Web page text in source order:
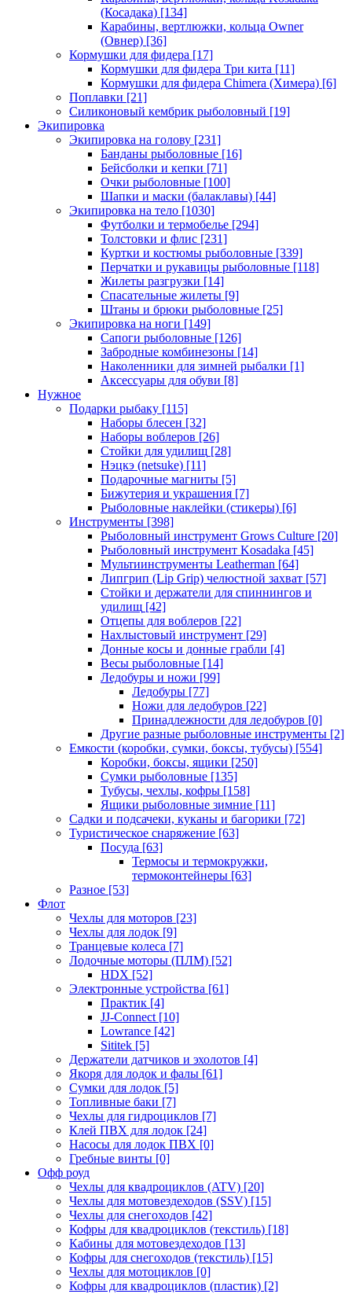
(Косадака) [134]
Карабины, вертлюжки, кольца Owner
(Овнер) [36]
Кормушки для фидера [17]
Кормушки для фидера Три кита [11]
Кормушки для фидера Chimera (Химера) [6]
Поплавки [21]
Силиконовый кембрик рыболовный [19]
Экипировка
Экипировка на голову [231]
Банданы рыболовные [16]
Бейсболки и кепки [71]
Очки рыболовные [100]
Шапки и маски (балаклавы) [44]
Экипировка на тело [1030]
Футболки и термобелье [294]
Толстовки и флис [231]
Куртки и костюмы рыболовные [339]
Перчатки и рукавицы рыболовные [118]
Жилеты разгрузки [14]
Спасательные жилеты [9]
Штаны и брюки рыболовные [25]
Экипировка на ноги [149]
Сапоги рыболовные [126]
Забродные комбинезоны [14]
Наколенники для зимней рыбалки [1]
Аксессуары для обуви [8]
Нужное
Подарки рыбаку [115]
Наборы блесен [32]
Наборы воблеров [26]
Стойки для удилищ [28]
Нэцкэ (netsuke) [11]
Подарочные магниты [5]
Бижутерия и украшения [7]
Рыболовные наклейки (стикеры) [6]
Инструменты [398]
Рыболовный инструмент Grows Culture [20]
Рыболовный инструмент Kosadaka [45]
Мультиинструменты Leatherman [64]
Липгрип (Lip Grip) челюстной захват [57]
Стойки и держатели для спиннингов и
удилищ [42]
Отцепы для воблеров [22]
Нахлыстовый инструмент [29]
Донные косы и донные грабли [4]
Весы рыболовные [14]
Ледобуры и ножи [99]
Ледобуры [77]
Ножи для ледобуров [22]
Принадлежности для ледобуров [0]
Другие разные рыболовные инструменты [2]
Емкости (коробки, сумки, боксы, тубусы) [554]
Коробки, боксы, ящики [250]
Сумки рыболовные [135]
Тубусы, чехлы, кофры [158]
Ящики рыболовные зимние [11]
Садки и подсачеки, куканы и багорики [72]
Туристическое снаряжение [63]
Посуда [63]
Термосы и термокружки,
термоконтейнеры [63]
Разное [53]
Флот
Чехлы для моторов [23]
Чехлы для лодок [9]
Транцевые колеса [7]
Лодочные моторы (ПЛМ) [52]
HDX [52]
Электронные устройства [61]
Практик [4]
JJ-Connect [10]
Lowrance [42]
Sititek [5]
Держатели датчиков и эхолотов [4]
Якоря для лодок и фалы [61]
Сумки для лодок [5]
Топливные баки [7]
Чехлы для гидроциклов [7]
Клей ПВХ для лодок [24]
Насосы для лодок ПВХ [0]
Гребные винты [0]
Офф роуд
Чехлы для квадроциклов (ATV) [20]
Чехлы для мотовездеходов (SSV) [15]
Чехлы для снегоходов [42]
Кофры для квадроциклов (текстиль) [18]
Кабины для мотовездеходов [13]
Кофры для снегоходов (текстиль) [15]
Чехлы для мотоциклов [0]
Кофры для квадроциклов (пластик) [2]